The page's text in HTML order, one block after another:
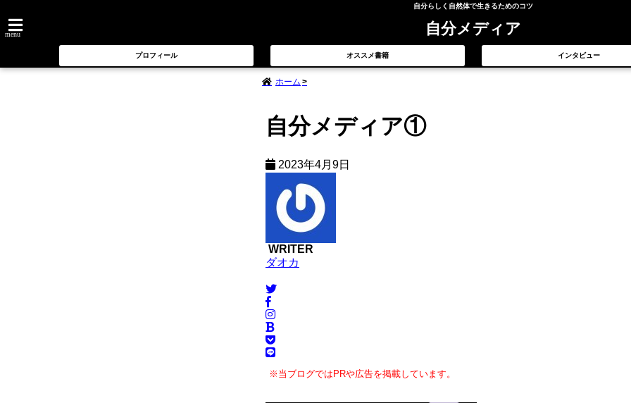
自分らしく自然体で生きるためのコツ
menu 自分メディア
プロフィール オススメ書籍 インタビュー
ホーム
自分メディア①
2023年4月9日
WRITER
ダオカ
※当ブログではPRや広告を掲載しています。